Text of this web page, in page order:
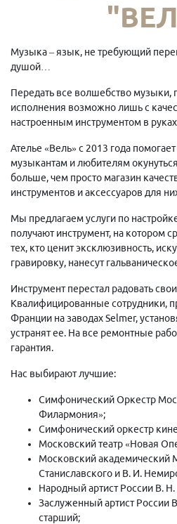
Музыка – язык, не требующий
душой…
Передать все волшебство музыки,
исполнения возможно лишь с
настроенным инструментом в
Ателье «Вель» с 2013 года
музыкантам и любителям
больше, чем просто магазин
инструментов и аксессуаров для
Мы предлагаем услуги по
получают инструмент, на котором
тех, кто ценит эксклюзивность,
гравировку, нанесут
Инструмент перестал радовать
Квалифицированные сотрудники,
Франции на заводах Selmer,
устранят ее. На все ремонтные
гарантия.
Нас выбирают лучшие:
Симфонический Оркестр
Филармония»;
Симфонический оркестр
Московский театр «Новая
Московский академический
Станиславского и В. И.
Народный артист России В.
Заслуженный артист России
старший;